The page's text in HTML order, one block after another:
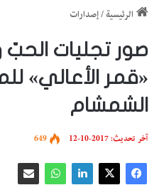
الرئيسية /إصدارات
صور تجليات الحبّ
«قمر الأعالي»
الشمشام
آخر تحديث: 2017-10-12 649